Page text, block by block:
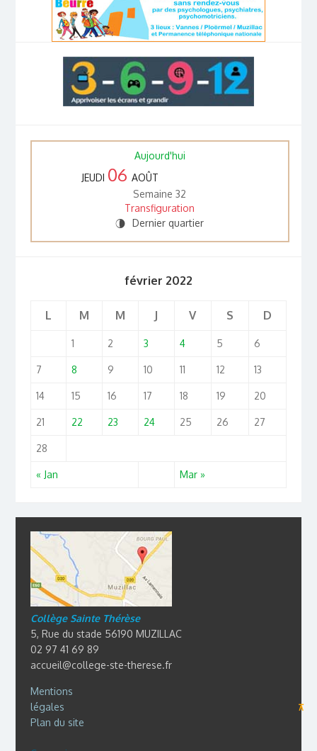
Aujourd'hui
JEUDI 06 AOÛT
Semaine 32
Transfiguration
U Dernier quartier
février 2022
L M M J V S D
« Jan Mar »
1 2 3 4 5 6
7 8 9 10 11 12 13
14 15 16 17 18 19 20
21 22 23 24 25 26 27
28
Collège Sainte Thérèse
5, Rue du stade 56190 MUZILLAC
02 97 41 69 89
accueil@college-ste-therese.fr
Mentions
légales
⊼
Plan du site